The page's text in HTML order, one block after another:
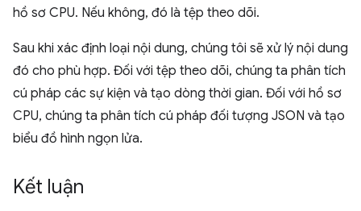
hồ sơ CPU. Nếu không, đó là tệp theo dõi.
Sau khi xác định loại nội dung, chúng tôi sẽ xử lý nội dung
đó cho phù hợp. Đối với tệp theo dõi, chúng ta phân tích
cú pháp các sự kiện và tạo dòng thời gian. Đối với hồ sơ
CPU, chúng ta phân tích cú pháp đối tượng JSON và tạo
biểu đồ hình ngọn lửa.
Kết luận